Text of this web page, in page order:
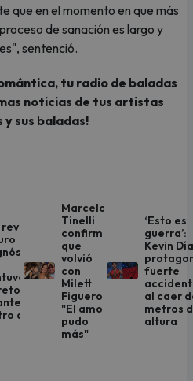
que en el momento en que más
de sanación es largo y
sentenció.
tu radio de baladas
noticias de tus artistas
sus baladas!
en
años
Marcelo
Tinelli
confirma
que
volvió
con
Milett
Figueroa:
"El amor
pudo
más"
‘Esto es
guerra’:
Kevin
fuerte
al caer
metros
altura